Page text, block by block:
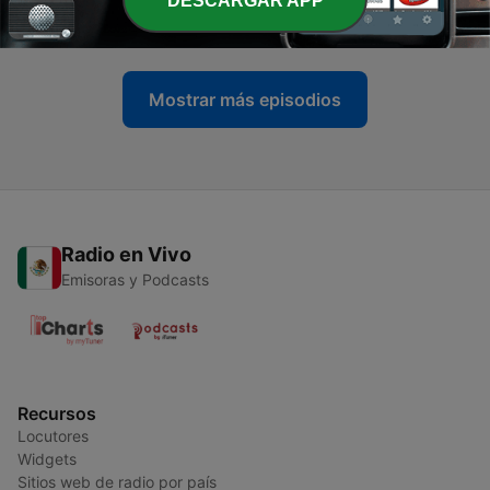
25 dic. 2023
Mostrar más episodios
Radio en Vivo
Emisoras y Podcasts
Recursos
Locutores
Widgets
Sitios web de radio por país